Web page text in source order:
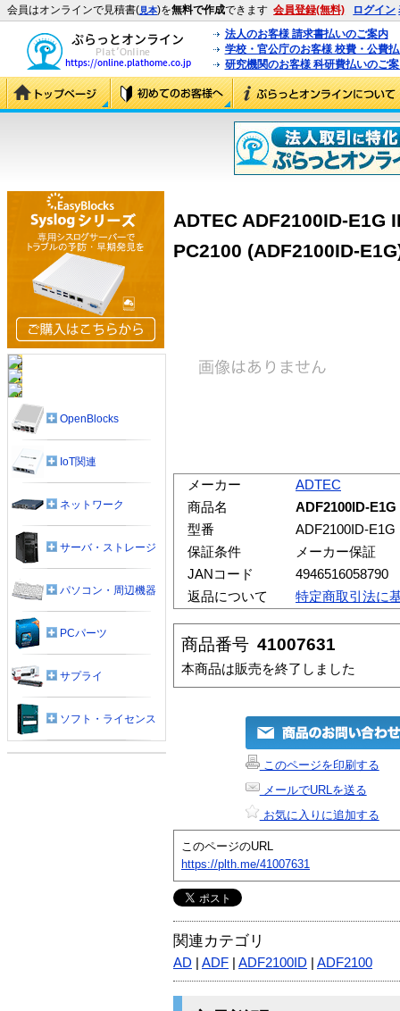
会員はオンラインで見積書(見本)を無料で作成できます 会員登録(無料) ログイン
法人のお客様 請求書払いのご案内
学校・官公庁のお客様 校費・公費
研究機関のお客様 科研費払いのご
ADTEC ADF2100ID-E1G
PC2100 (ADF2100ID-
メーカー
ADTEC
商品名
ADF2100ID-
型番
ADF2100ID-E1G
保証条件
メーカー保証
JANコード
4946516058790
返品について
特定商取引法に
商品番号 41007631
本商品は販売を終了しました
このページを印刷する
メールでURLを送る
お気に入りに追加する
このページのURL
https://plth.me/41007631
関連カテゴリ
AD ADF ADF2100ID ADF2100
OpenBlocks
IoT関連
ネットワーク
サーバ・ストレージ
パソコン・周辺機器
PCパーツ
サプライ
ソフト・ライセンス